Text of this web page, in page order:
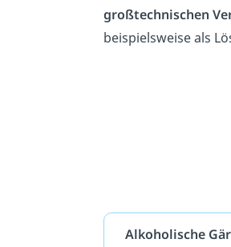
großtechnischen
beispielsweise als
Alkoholische